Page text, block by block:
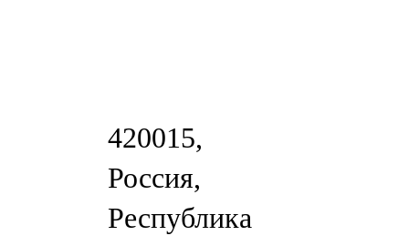
420015,
Россия,
Республика